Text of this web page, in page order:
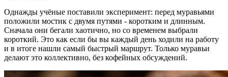
Однажды учёные поставили эксперимент: перед муравьями
положили мостик с двумя путями - коротким и длинным.
Сначала они бегали хаотично, но со временем выбрали
короткий. Это как если бы вы каждый день ходили на работу
и в итоге нашли самый быстрый маршрут. Только муравьи
делают это коллективно, без кофейных обсуждений.